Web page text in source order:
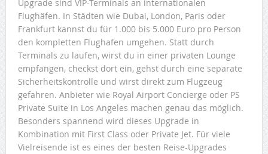
Upgrade sind VIP-Terminals an internationalen
Flughäfen. In Städten wie Dubai, London, Paris oder
Frankfurt kannst du für 1.000 bis 5.000 Euro pro Person
den kompletten Flughafen umgehen. Statt durch
Terminals zu laufen, wirst du in einer privaten Lounge
empfangen, checkst dort ein, gehst durch eine separate
Sicherheitskontrolle und wirst direkt zum Flugzeug
gefahren. Anbieter wie Royal Airport Concierge oder PS
Private Suite in Los Angeles machen genau das möglich.
Besonders spannend wird dieses Upgrade in
Kombination mit First Class oder Private Jet. Für viele
Vielreisende ist es eines der besten Reise-Upgrades